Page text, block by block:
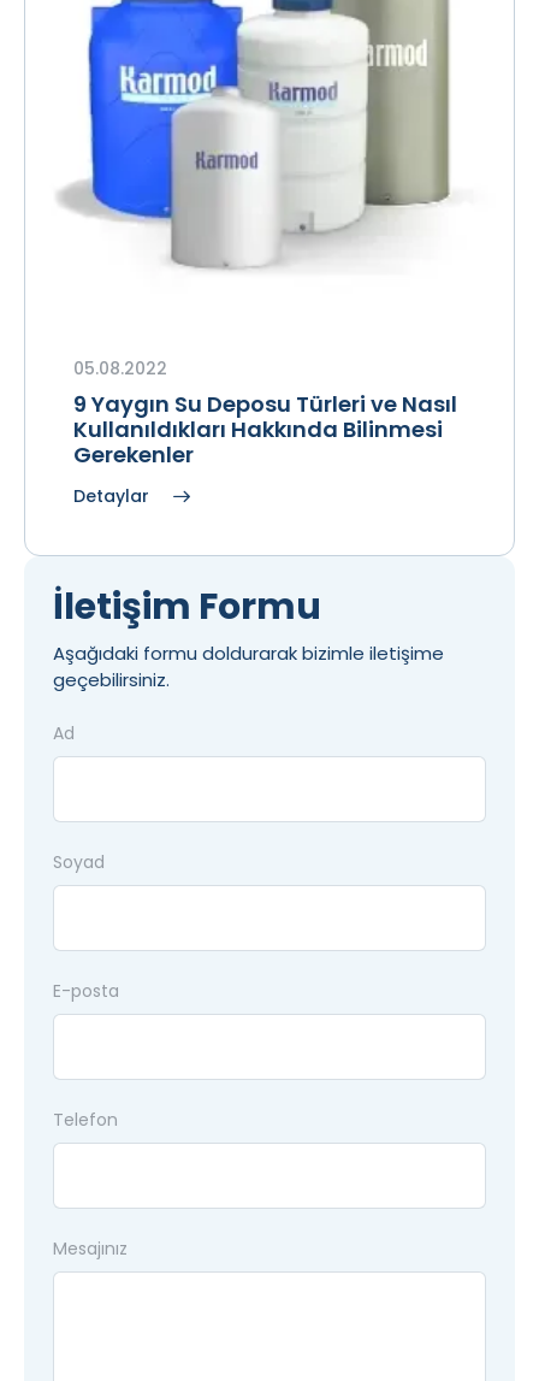
05.08.2022
9 Yaygın Su Deposu Türleri ve Nasıl
Kullanıldıkları Hakkında Bilinmesi
Gerekenler
Detaylar
İletişim Formu
Aşağıdaki formu doldurarak bizimle iletişime
geçebilirsiniz.
Ad
Soyad
E-posta
Telefon
Mesajınız